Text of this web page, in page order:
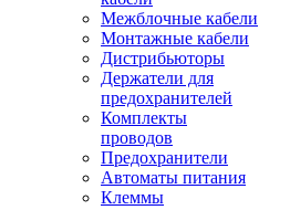
Межблочные кабели
Монтажные кабели
Дистрибьюторы
Держатели для
предохранителей
Комплекты
проводов
Предохранители
Автоматы питания
Клеммы